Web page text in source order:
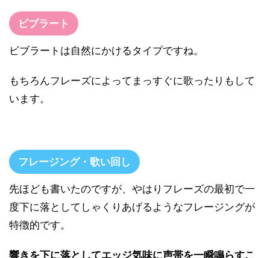
ビブラート
ビブラートは自然にかけるタイプですね。
もちろんフレーズによってまっすぐに歌ったりもして
います。
フレージング・歌い回し
先ほども書いたのですが、やはりフレーズの最初で一
度下に落としてしゃくりあげるようなフレージングが
特徴的です。
響きを下に落としてエッジ気味に声帯を一瞬鳴らすこ